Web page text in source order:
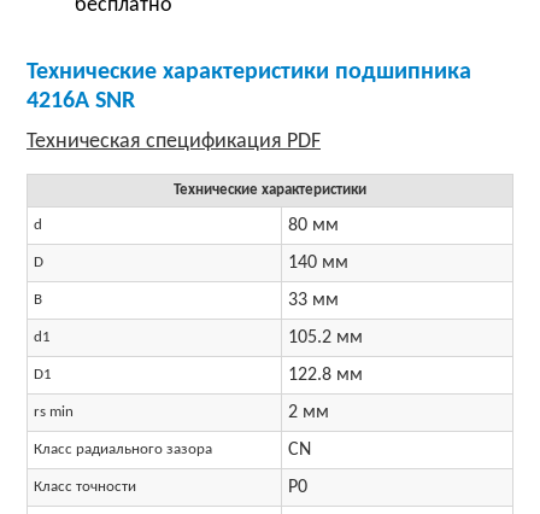
бесплатно
Технические характеристики подшипника
4216A SNR
Технические характеристики
d 80 мм
D 140 мм
B 33 мм
d1 105.2 мм
D1 122.8 мм
rs min 2 мм
Класс радиального зазора CN
Класс точности P0